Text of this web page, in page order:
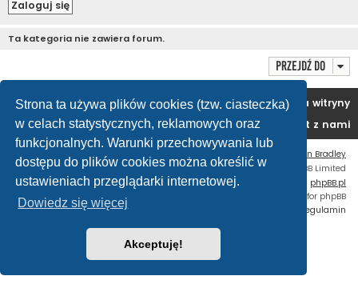
Strona ta używa plików cookies (tzw. ciasteczka)
w celach statystycznych, reklamowych oraz
funkcjonalnych. Warunki przechowywania lub
dostępu do plików cookies można określić w
ustawieniach przeglądarki internetowej.
Dowiedz się więcej
Akceptuję!
Ta kategoria nie zawiera forum.
Przejdź do
Portal Forum
Usuń ciasteczka witryny
Kontakt z nami
Flat Style by
Ian Bradley
Technologię dostarczaphpBB® Forum Software © phpBB Limited
Polski pakiet językowy dostarcza phpBB.pl
extension for phpBB
Regulamin